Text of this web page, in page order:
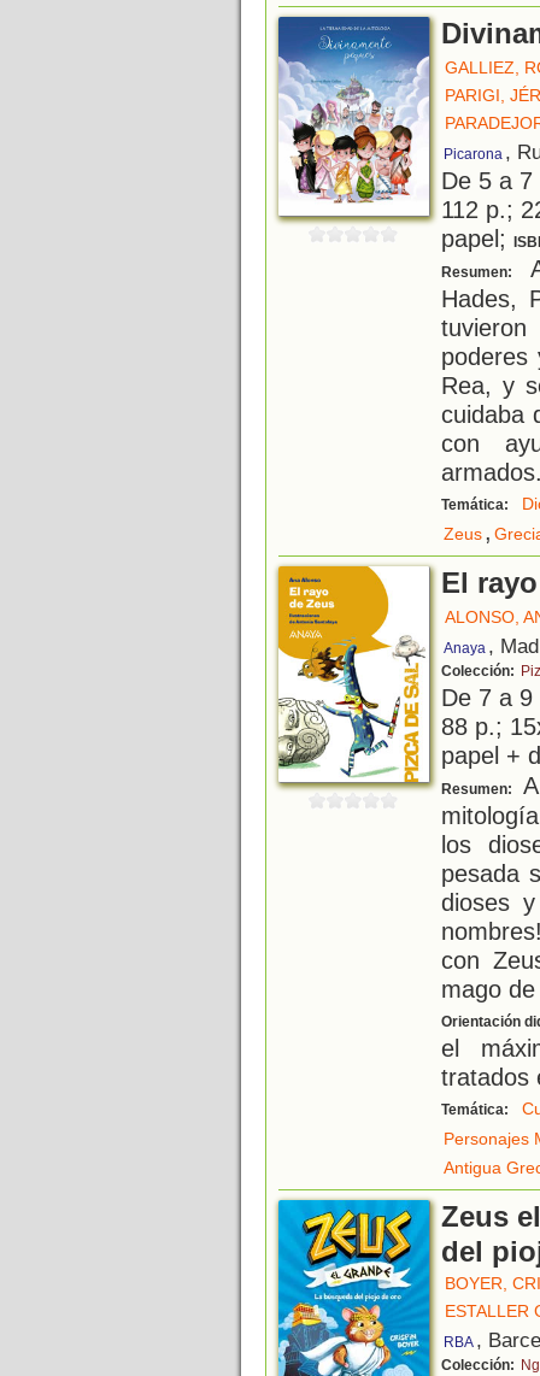
GALLIEZ,
PARIGI,
Picarona ,
De 5 a
112 p.;
papel;
Resumen:
Hades,
poderes
Rea, y
cuidaba
con
Temática:
Zeus,
El
ALONSO,
Anaya ,
Colección:
De 7 a
88 p.;
papel +
Resumen:
los
pesada
dioses
con
mago
Orientación
el
tratados
Temática:
Personajes
Antigua
Zeus
del
BOYER,
ESTALLER
RBA ,
Colección: